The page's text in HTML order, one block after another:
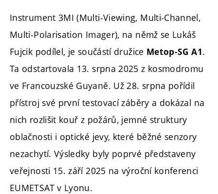
Instrument 3MI (Multi-Viewing, Multi-Channel,
Multi-Polarisation Imager), na němž se Lukáš
Fujcik podílel, je součástí družice Metop-SG A1.
Ta odstartovala 13. srpna 2025 z kosmodromu
ve Francouzské Guyaně. Už 28. srpna pořídil
přístroj své první testovací záběry a dokázal na
nich rozlišit kouř z požárů, jemné struktury
oblačnosti i optické jevy, které běžné senzory
nezachytí. Výsledky byly poprvé představeny
veřejnosti 15. září 2025 na výroční konferenci
EUMETSAT v Lyonu.